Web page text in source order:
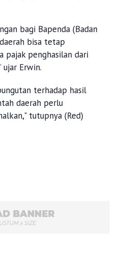
bagi Bapenda (Badan
bisa tetap
pajak penghasilan dari
ujar Erwin.
terhadap hasil
daerah perlu
tutupnya (Red)